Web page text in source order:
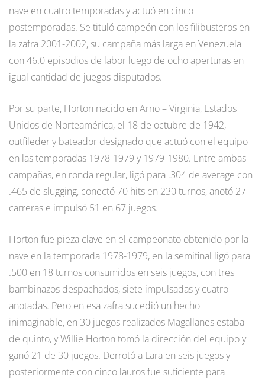
nave en cuatro temporadas y actuó en cinco
postemporadas. Se tituló campeón con los filibusteros en
la zafra 2001-2002, su campaña más larga en Venezuela
con 46.0 episodios de labor luego de ocho aperturas en
igual cantidad de juegos disputados.
Por su parte, Horton nacido en Arno – Virginia, Estados
Unidos de Norteamérica, el 18 de octubre de 1942,
outfileder y bateador designado que actuó con el equipo
en las temporadas 1978-1979 y 1979-1980. Entre ambas
campañas, en ronda regular, ligó para .304 de average con
.465 de slugging, conectó 70 hits en 230 turnos, anotó 27
carreras e impulsó 51 en 67 juegos.
Horton fue pieza clave en el campeonato obtenido por la
nave en la temporada 1978-1979, en la semifinal ligó para
.500 en 18 turnos consumidos en seis juegos, con tres
bambinazos despachados, siete impulsadas y cuatro
anotadas. Pero en esa zafra sucedió un hecho
inimaginable, en 30 juegos realizados Magallanes estaba
de quinto, y Willie Horton tomó la dirección del equipo y
ganó 21 de 30 juegos. Derrotó a Lara en seis juegos y
posteriormente con cinco lauros fue suficiente para